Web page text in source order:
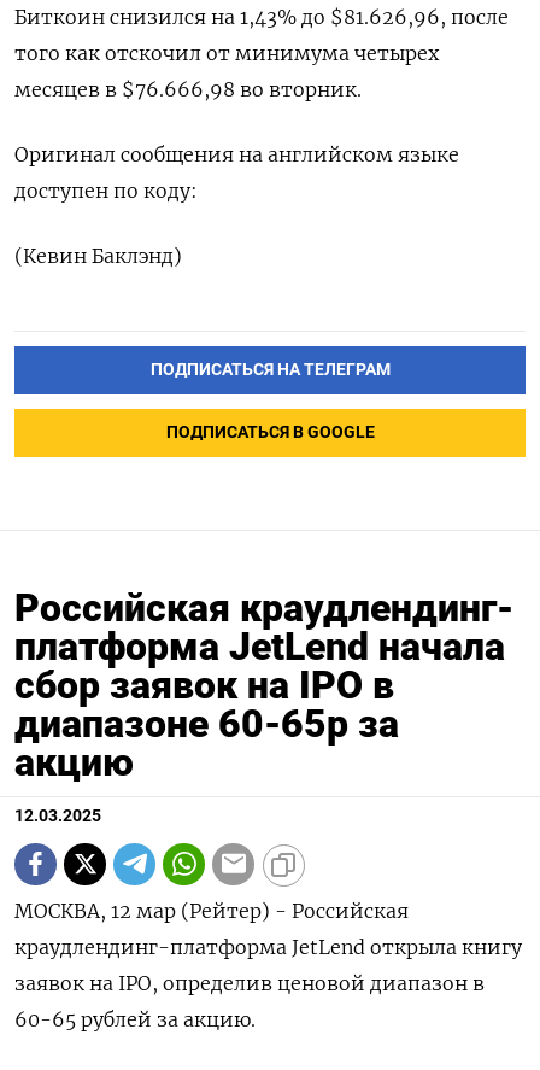
Биткоин снизился на 1,43% до $81.626,96, после
того как отскочил от минимума четырех
месяцев в $76.666,98 во вторник.
Оригинал сообщения на английском языке
доступен по коду:
(Кевин Баклэнд)
ПОДПИСАТЬСЯ НА ТЕЛЕГРАМ
ПОДПИСАТЬСЯ В GOOGLE
Российская краудлендинг-
платформа JetLend начала
сбор заявок на IPO в
диапазоне 60-65р за
акцию
12.03.2025
МОСКВА, 12 мар (Рейтер) - Российская
краудлендинг-платформа JetLend открыла книгу
заявок на IPO, определив ценовой диапазон в
60-65 рублей за акцию.